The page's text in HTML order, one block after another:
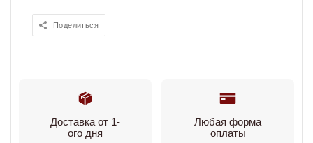
Поделиться
Доставка от 1-
ого дня
Любая форма
оплаты